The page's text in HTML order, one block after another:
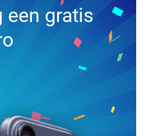
een gratis